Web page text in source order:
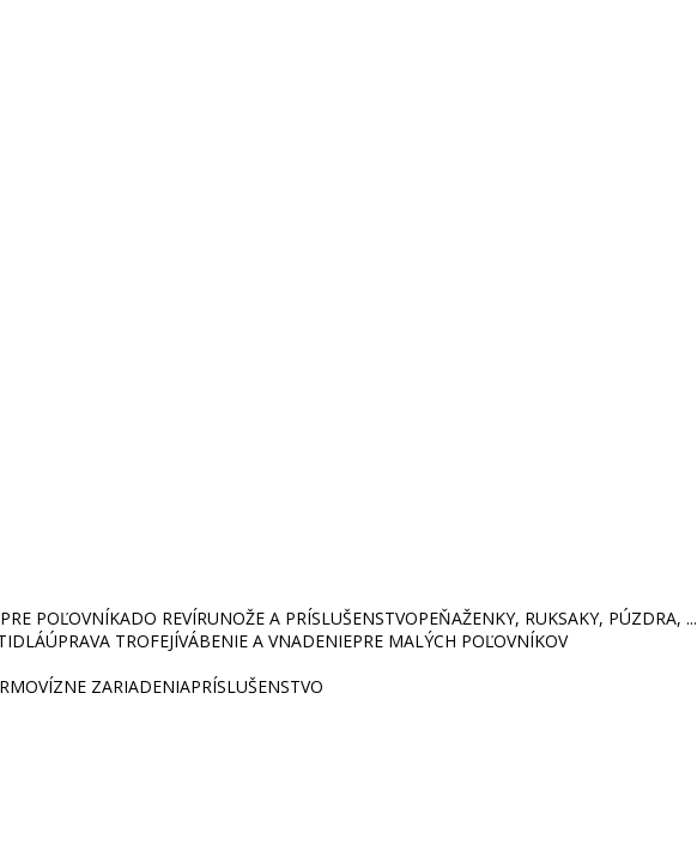
POĽOVNÍKADO REVÍRUNOŽE A PRÍSLUŠENSTVOPEŇAŽENKY, RUKSAKY, PÚZDRA, ...
ÚPRAVA TROFEJÍVÁBENIE A VNADENIEPRE MALÝCH POĽOVNÍKOV
ZARIADENIAPRÍSLUŠENSTVO